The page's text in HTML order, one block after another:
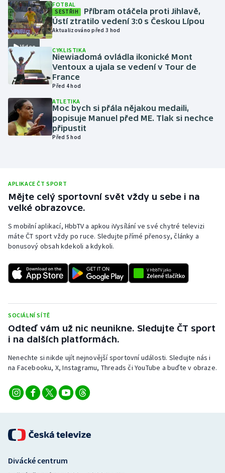
Lezení
Lyže a snowboard
Moderní pětiboj
Motorsport
Olympijské hry
Parasport
Plážový volejbal
Ragby
Rychlobruslení
Rychlostní kanoistika
Short track
Sportovní střelba
Stolní tenis
Vodní slalom
Video
FOTBAL
SESTŘIH
Příbram otáčela proti Jihlavě,
Ústí ztratilo vedení 3:0 s Českou Lípou
Aktualizováno před 3 hod
CYKLISTIKA
Niewiadomá ovládla ikonické Mont
Ventoux a ujala se vedení v Tour de
France
Před 4 hod
ATLETIKA
Moc bych si přála nějakou medaili,
popisuje Manuel před ME. Tlak si nechce
připustit
Před 5 hod
APLIKACE ČT SPORT
Mějte celý sportovní svět vždy u sebe i na
velké obrazovce.
S mobilní aplikací, HbbTV a apkou iVysílání ve své chytré televizi
máte ČT sport vždy po ruce. Sledujte přímé přenosy, články a
bonusový obsah kdekoli a kdykoli.
SOCIÁLNÍ SÍTĚ
Odteď vám už nic neunikne. Sledujte ČT sport
i na dalších platformách.
Nenechte si nikde ujít nejnovější sportovní události. Sledujte nás i
na Facebooku, X, Instagramu, Threads či YouTube a buďte v obraze.
Divácké centrum